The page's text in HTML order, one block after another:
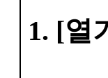
1. [열